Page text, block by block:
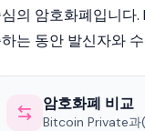
의 암호화폐입니다.
는 동안 발신자와
암호화폐 비교
Bitcoin Private과